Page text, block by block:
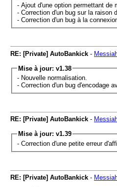
- Ajout d'une option permettant de
- Correction d'un bug sur la raison
- Correction d'un bug à la
RE: [Private] AutoBankick -
Mise à jour: v1.38
- Nouvelle normalisation.
- Correction d'un bug d'encodage
RE: [Private] AutoBankick -
Mise à jour: v1.39
- Correction d'une petite erreur
RE: [Private] AutoBankick -